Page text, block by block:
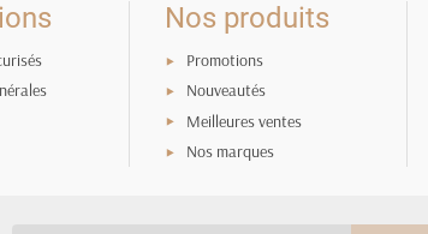
Nos produits
Promotions
Nouveautés
Meilleures ventes
Nos marques